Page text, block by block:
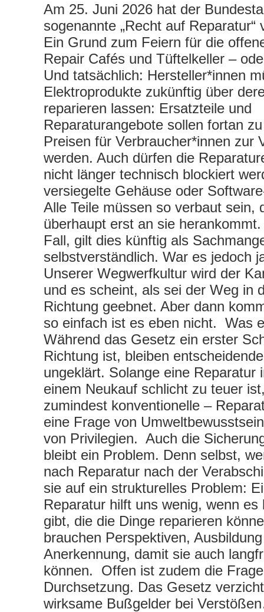
Am 25. Juni 2026 hat der
sogenannte „Recht auf Reparatur“
Ein Grund zum Feiern für die
Repair Cafés und Tüftelkeller –
Und tatsächlich: Hersteller*innen
Elektroprodukte zukünftig über
reparieren lassen: Ersatzteile und
Reparaturangebote sollen fortan
Preisen für Verbraucher*innen zur
werden. Auch dürfen die
nicht länger technisch blockiert
versiegelte Gehäuse oder
Alle Teile müssen so verbaut sein,
überhaupt erst an sie
Fall, gilt dies künftig als
selbstverständlich. War es jedoch
Unserer Wegwerfkultur wird der
und es scheint, als sei der Weg in
Richtung geebnet. Aber dann
so einfach ist es eben nicht. Was
Während das Gesetz ein erster
Richtung ist, bleiben
ungeklärt. Solange eine Reparatur
einem Neukauf schlicht zu teuer
zumindest konventionelle –
eine Frage von
von Privilegien. Auch die
bleibt ein Problem. Denn selbst,
nach Reparatur nach der
sie auf ein strukturelles Problem:
Reparatur hilft uns wenig, wenn es
gibt, die die Dinge reparieren
brauchen Perspektiven,
Anerkennung, damit sie auch
können. Offen ist zudem die
Durchsetzung. Das Gesetz
wirksame Bußgelder bei